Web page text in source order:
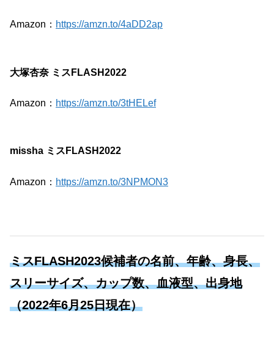
Amazon： https://amzn.to/4aDD2ap
大塚杏奈 ミスFLASH2022
Amazon： https://amzn.to/3tHELef
missha ミスFLASH2022
Amazon： https://amzn.to/3NPMON3
ミスFLASH2023候補者の名前、年齢、身長、
スリーサイズ、カップ数、血液型、出身地
（2022年6月25日現在）